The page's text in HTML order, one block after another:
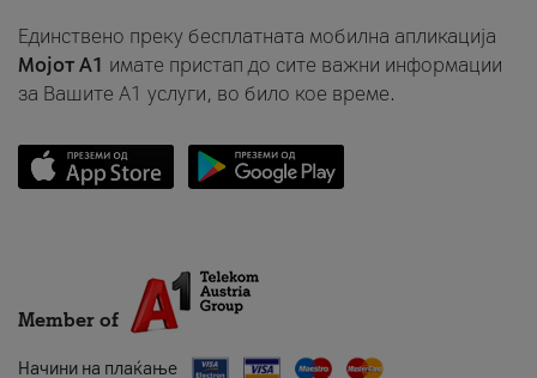
Единствено преку бесплатната мобилна апликација
Мојот A1 имате пристап до сите важни информации
за Вашите A1 услуги, во било кое време.
Member of
Начини на плаќање